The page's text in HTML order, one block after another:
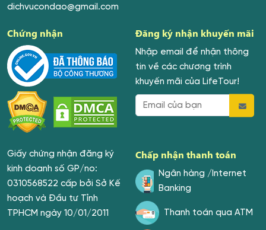
dichvucondao@gmail.com
Chứng nhận Đăng ký nhận khuyến mãi
Nhập email để nhận thông
tin về các chương trình
khuyến mãi của LifeTour!
Giấy chứng nhận đăng ký
kinh doanh số GP/no:
0310568522 cấp bởi Sở Kế
hoạch và Đầu tư Tỉnh
TPHCM ngày 10/01/2011
Chấp nhận thanh toán
Ngân hàng /Internet
Banking
Thanh toán qua ATM